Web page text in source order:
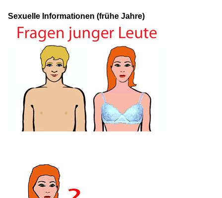
Sexuelle Informationen (frühe Jahre)